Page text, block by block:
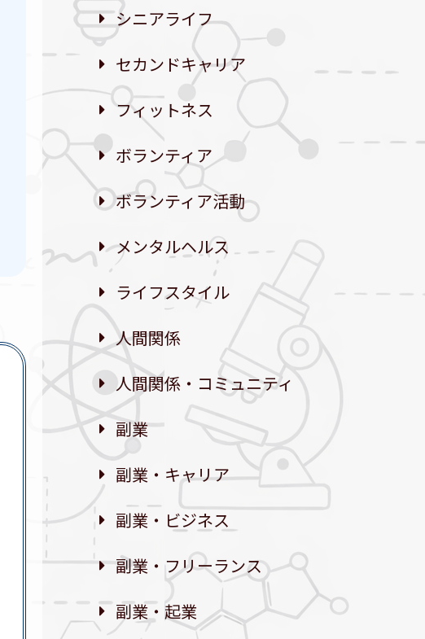
シニアライフ
セカンドキャリア
フィットネス
ボランティア
ボランティア活動
メンタルヘルス
ライフスタイル
人間関係
人間関係・コミュニティ
副業
副業・キャリア
副業・ビジネス
副業・フリーランス
副業・起業